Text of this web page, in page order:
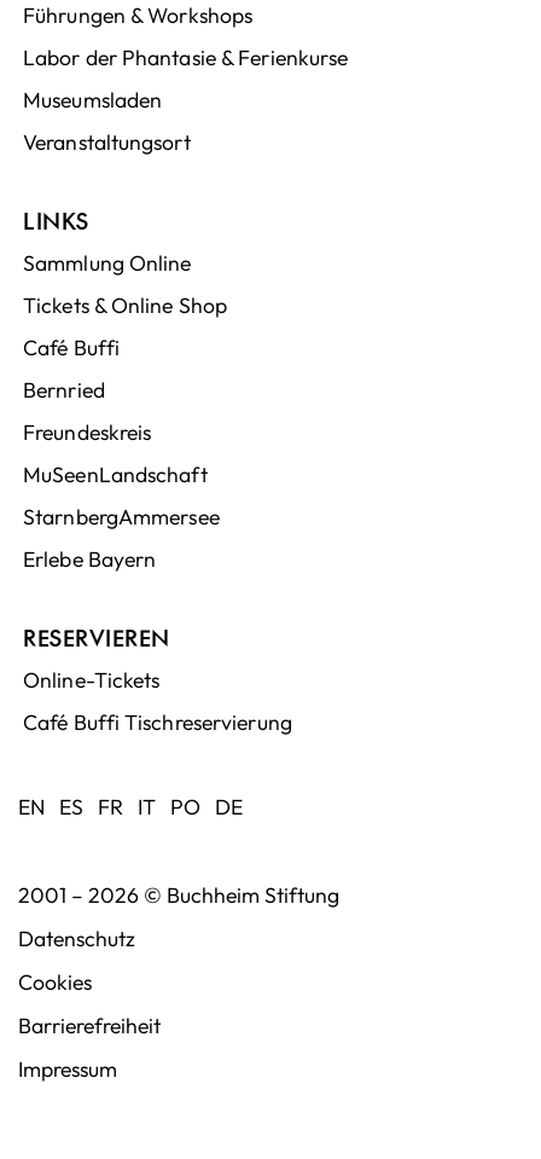
Führungen & Workshops
Labor der Phantasie & Ferienkurse
Museumsladen
Veranstaltungsort
LINKS
Sammlung Online
Tickets & Online Shop
Café Buffi
Bernried
Freundeskreis
MuSeenLandschaft
StarnbergAmmersee
Erlebe Bayern
RESERVIEREN
Online-Tickets
Café Buffi Tischreservierung
EN ES FR IT PO DE
2001 – 2026 © Buchheim Stiftung
Datenschutz
Cookies
Barrierefreiheit
Impressum